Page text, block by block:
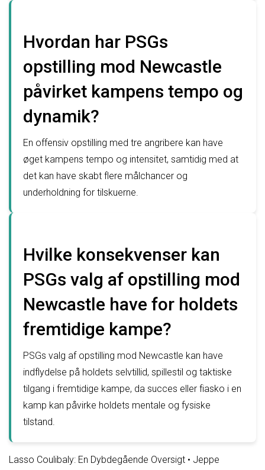
Hvordan har PSGs
opstilling mod Newcastle
påvirket kampens tempo og
dynamik?
En offensiv opstilling med tre angribere kan have
øget kampens tempo og intensitet, samtidig med at
det kan have skabt flere målchancer og
underholdning for tilskuerne.
Hvilke konsekvenser kan
PSGs valg af opstilling mod
Newcastle have for holdets
fremtidige kampe?
PSGs valg af opstilling mod Newcastle kan have
indflydelse på holdets selvtillid, spillestil og taktiske
tilgang i fremtidige kampe, da succes eller fiasko i en
kamp kan påvirke holdets mentale og fysiske
tilstand.
Lasso Coulibaly: En Dybdegående Oversigt • Jeppe